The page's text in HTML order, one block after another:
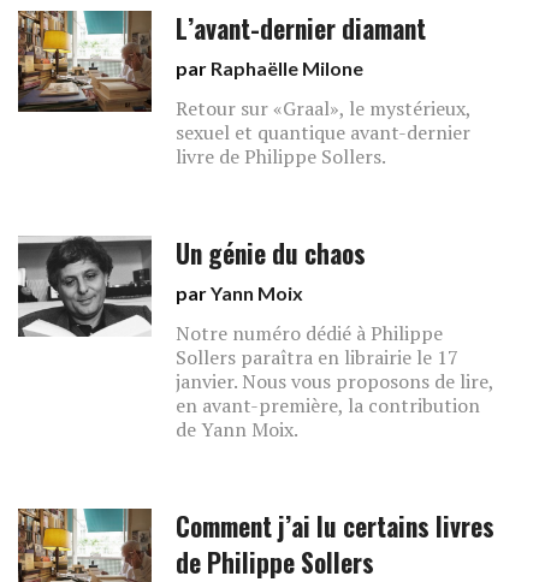
L’avant-dernier diamant
par Raphaëlle Milone
Retour sur «Graal», le mystérieux,
sexuel et quantique avant-dernier
livre de Philippe Sollers.
Un génie du chaos
parYann Moix
Notre numéro dédié à Philippe
Sollers paraîtra en librairie le 17
janvier. Nous vous proposons de lire,
en avant-première, la contribution
de Yann Moix.
Comment j’ai lu certains livres
de Philippe Sollers